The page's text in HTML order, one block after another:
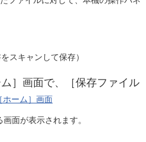
スキャンして保存）
］画面で、［保存ファイル
［ホーム］画面
面が表示されます。